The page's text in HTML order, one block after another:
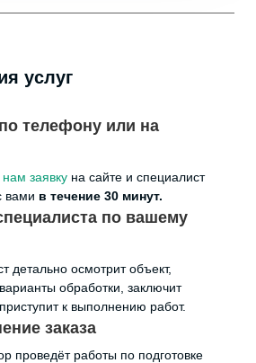
услуг
телефону или на
заявку на сайте и специалист
вами в течение 30 минут.
по вашему
детально осмотрит объект,
обработки, заключит
к выполнению работ.
заказа
проведёт работы по подготовке